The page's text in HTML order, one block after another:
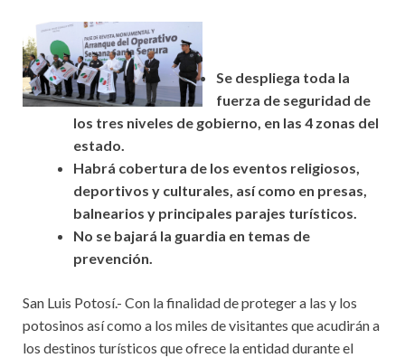
Se despliega toda la
fuerza de seguridad de
los tres niveles de gobierno, en las 4 zonas del
estado.
Habrá cobertura de los eventos religiosos,
deportivos y culturales, así como en presas,
balnearios y principales parajes turísticos.
No se bajará la guardia en temas de
prevención.
San Luis Potosí.- Con la finalidad de proteger a las y los
potosinos así como a los miles de visitantes que acudirán a
los destinos turísticos que ofrece la entidad durante el